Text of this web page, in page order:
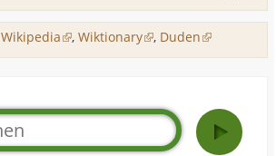
Wikipedia ,Wiktionary , Duden